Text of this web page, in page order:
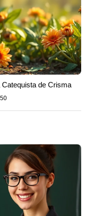
de Crisma